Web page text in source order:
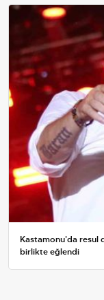
Kastamonu'da resul
birlikte eğlendi